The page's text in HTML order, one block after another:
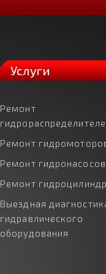
Услуги
Ремонт
Ремонт
Ремонт гидронасосов
Ремонт
Выездная
гидравлического
оборудования